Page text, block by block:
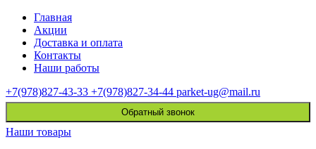
Главная
Акции
Доставка и оплата
Контакты
Наши работы
+7(978)827-43-33 +7(978)827-34-44 parket-ug@mail.ru
Обратный звонок
Наши товары